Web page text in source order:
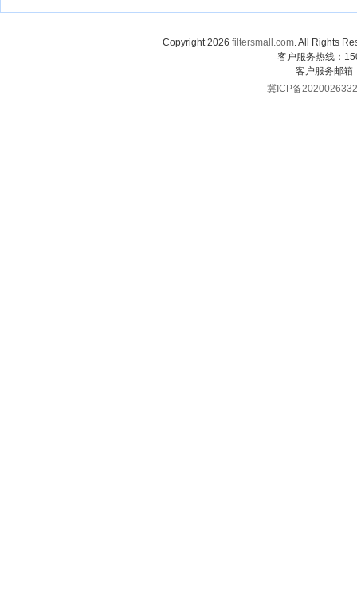
Copyright 2026 filtersmall.com. All Rights
客户服务热线：
客户服务邮箱
冀ICP备